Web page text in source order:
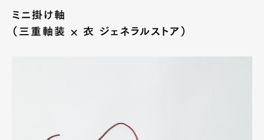
ミニ掛け軸
（三重軸装 × 衣 ジェネラルストア）